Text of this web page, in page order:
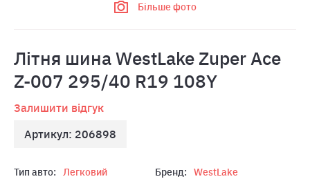
Більше фото
Лiтня шина WestLake Zuper Ace
Z-007 295/40 R19 108Y
Залишити відгук
Артикул: 206898
Тип авто: Легковий Бренд:
WestLake